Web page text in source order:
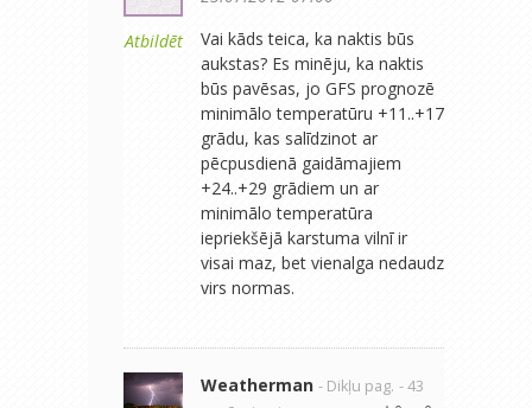
Atbildēt
Vai kāds teica, ka naktis būs
aukstas? Es minēju, ka naktis
būs pavēsas, jo GFS prognozē
minimālo temperatūru +11..+17
grādu, kas salīdzinot ar
pēcpusdienā gaidāmajiem
+24..+29 grādiem un ar
minimālo temperatūra
iepriekšējā karstuma vilnī ir
visai maz, bet vienalga nedaudz
virs normas.
Weatherman - Dikļu pag. - 43